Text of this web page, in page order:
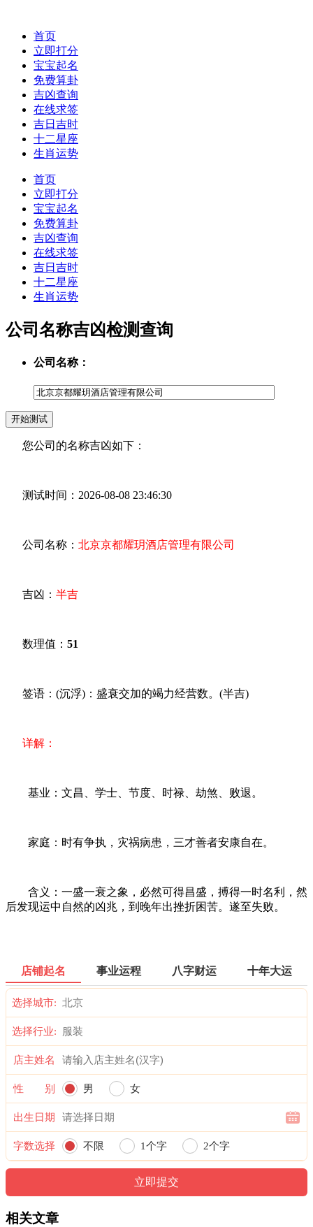
首页
立即打分
宝宝起名
免费算卦
吉凶查询
在线求签
吉日吉时
十二星座
生肖运势
首页
立即打分
宝宝起名
免费算卦
吉凶查询
在线求签
吉日吉时
十二星座
生肖运势
公司名称吉凶检测查询
公司名称：
您公司的名称吉凶如下：
测试时间：2026-08-08 23:46:30
公司名称： 北京京都耀玥酒店管理有限公司
吉凶： 半吉
数理值： 51
签语：(沉浮)：盛衰交加的竭力经营数。(半吉)
详解：
基业：文昌、学士、节度、时禄、劫煞、败退。
家庭：时有争执，灾祸病患，三才善者安康自在。
含义：一盛一衰之象，必然可得昌盛，搏得一时名利，然
后发现运中自然的凶兆，到晚年出挫折困苦。遂至失败。
店铺起名 事业运程 八字财运 十年大运
选择城市:
选择行业:
店主姓名
性 别 男 女
出生日期
字数选择 不限 1个字 2个字
相关文章